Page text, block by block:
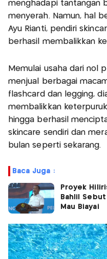
menghadapi tantangan
menyerah. Namun, hal
Ayu Rianti, pendiri
berhasil membalikkan
Memulai usaha dari nol
menjual berbagai
flashcard dan legging,
membalikkan
hingga berhasil
skincare sendiri dan
bulan seperti sekarang.
Baca Juga :
Proyek
Bahlil
Mau Biayai